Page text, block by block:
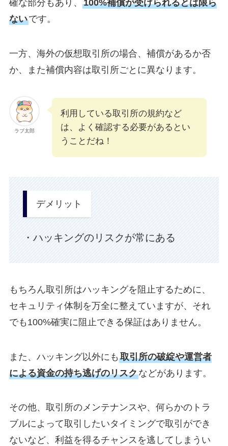
確な部分もあり、 100%補償が受けられるとは限ら
ないです。
一方、海外の仮想取引所の場合、補償があるか否
か、また補償内容は取引所ごとに異なります。
ラブ太郎
利用している取引所の規約など
は、よく確認する必要があるとい
うことだね！
デメリット
・ ハッキングのリスクが常にある
もちろん取引所はハッキングを阻止するために、
セキュリティ体制を万全に整えていますが、それ
でも100%確実に阻止できる保証はありません。
また、ハッキング以外にも 取引所の破綻や運営者
による資金の持ち逃げのリスクなどがあります。
その他、取引所のメンテナンスや、何らかのトラ
ブルによって取引したいタイミングで取引ができ
ないなど、利益を得るチャンスを逃してしまうい